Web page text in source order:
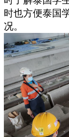
时也方便泰国
况。